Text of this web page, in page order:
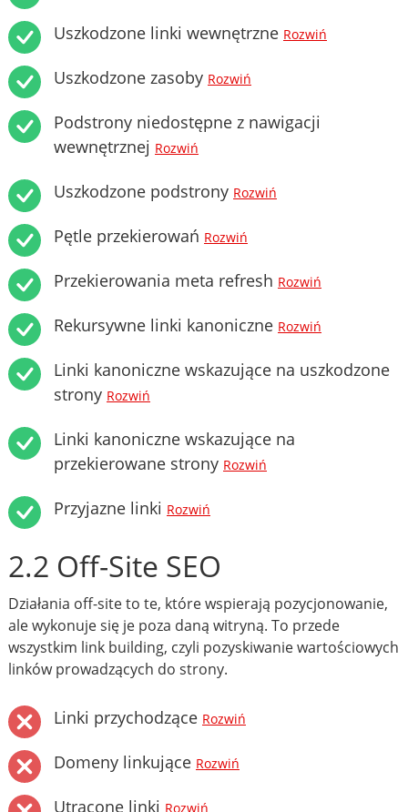
Uszkodzone linki wewnętrzne Rozwiń
Uszkodzone zasoby Rozwiń
Podstrony niedostępne z nawigacji
wewnętrznej Rozwiń
Uszkodzone podstrony Rozwiń
Pętle przekierowań Rozwiń
Przekierowania meta refresh Rozwiń
Rekursywne linki kanoniczne Rozwiń
Linki kanoniczne wskazujące na uszkodzone
strony Rozwiń
Linki kanoniczne wskazujące na
przekierowane strony Rozwiń
Przyjazne linki Rozwiń
2.2 Off-Site SEO
Działania off-site to te, które wspierają pozycjonowanie,
ale wykonuje się je poza daną witryną. To przede
wszystkim link building, czyli pozyskiwanie wartościowych
linków prowadzących do strony.
Linki przychodzące Rozwiń
Domeny linkujące Rozwiń
Utracone linki Rozwiń